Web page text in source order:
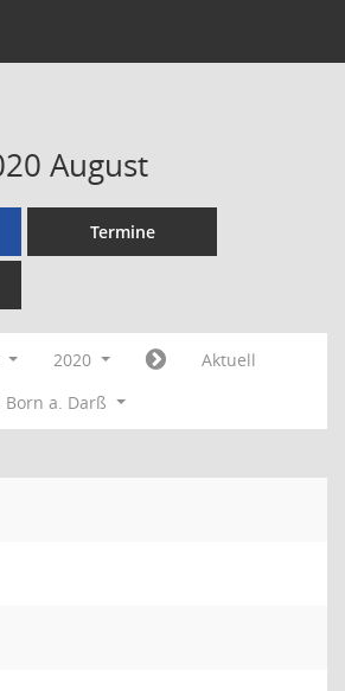
August
Termine
2020
Aktuell
Born a. Darß